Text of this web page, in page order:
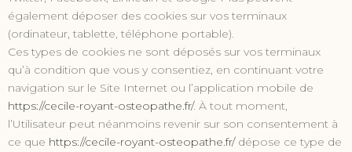
également déposer des cookies sur vos terminaux
(ordinateur, tablette, téléphone portable).
Ces types de cookies ne sont déposés sur vos terminaux
qu’à condition que vous y consentiez, en continuant votre
navigation sur le Site Internet ou l’application mobile de
https://cecile-royant-osteopathe.fr/. À tout moment,
l’Utilisateur peut néanmoins revenir sur son consentement à
ce que https://cecile-royant-osteopathe.fr/dépose ce type de